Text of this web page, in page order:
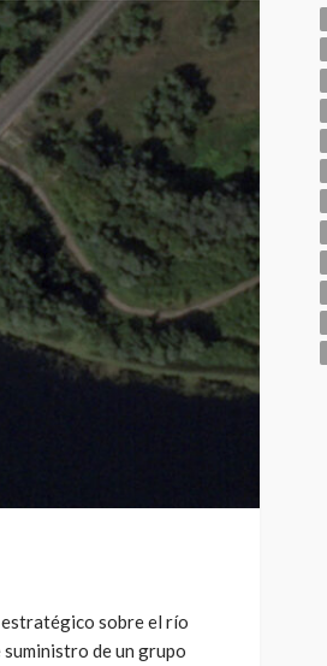
sobre el río
suministro de un grupo